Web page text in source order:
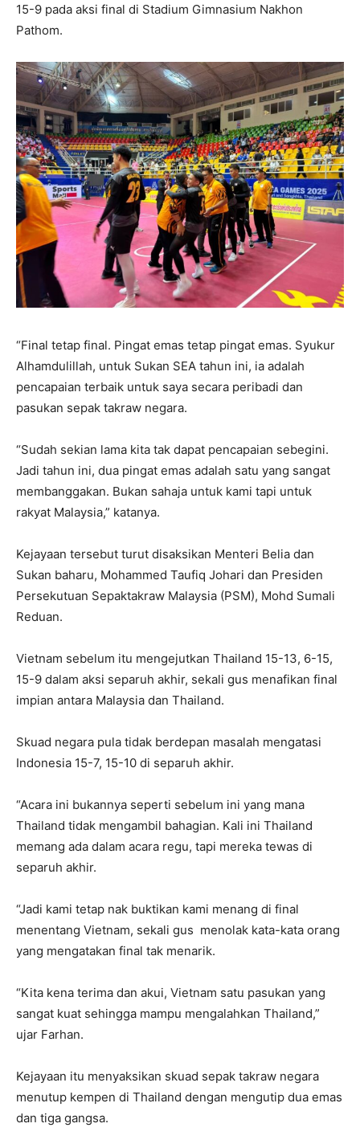
15-9 pada aksi final di Stadium Gimnasium Nakhon
Pathom.
“Final tetap final. Pingat emas tetap pingat emas. Syukur
Alhamdulillah, untuk Sukan SEA tahun ini, ia adalah
pencapaian terbaik untuk saya secara peribadi dan
pasukan sepak takraw negara.
“Sudah sekian lama kita tak dapat pencapaian sebegini.
Jadi tahun ini, dua pingat emas adalah satu yang sangat
membanggakan. Bukan sahaja untuk kami tapi untuk
rakyat Malaysia,” katanya.
Kejayaan tersebut turut disaksikan Menteri Belia dan
Sukan baharu, Mohammed Taufiq Johari dan Presiden
Persekutuan Sepaktakraw Malaysia (PSM), Mohd Sumali
Reduan.
Vietnam sebelum itu mengejutkan Thailand 15-13, 6-15,
15-9 dalam aksi separuh akhir, sekali gus menafikan final
impian antara Malaysia dan Thailand.
Skuad negara pula tidak berdepan masalah mengatasi
Indonesia 15-7, 15-10 di separuh akhir.
“Acara ini bukannya seperti sebelum ini yang mana
Thailand tidak mengambil bahagian. Kali ini Thailand
memang ada dalam acara regu, tapi mereka tewas di
separuh akhir.
“Jadi kami tetap nak buktikan kami menang di final
menentang Vietnam, sekali gus menolak kata-kata orang
yang mengatakan final tak menarik.
“Kita kena terima dan akui, Vietnam satu pasukan yang
sangat kuat sehingga mampu mengalahkan Thailand,”
ujar Farhan.
Kejayaan itu menyaksikan skuad sepak takraw negara
menutup kempen di Thailand dengan mengutip dua emas
dan tiga gangsa.